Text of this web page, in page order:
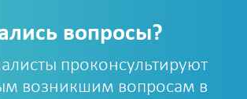
вопросы?
проконсультируют
возникшим вопросам в